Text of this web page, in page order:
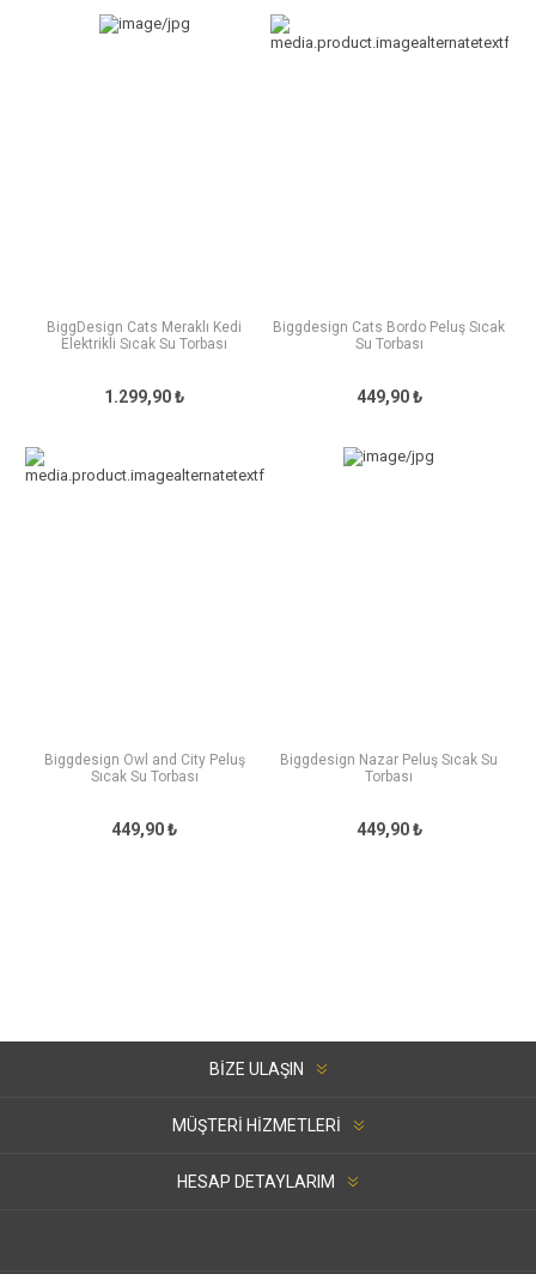
BiggDesign Cats Meraklı Kedi
Elektrikli Sıcak Su Torbası
1.299,90 ₺
Biggdesign Cats Bordo Peluş Sıcak
Su Torbası
449,90 ₺
Biggdesign Owl and City Peluş
Sıcak Su Torbası
449,90 ₺
Biggdesign Nazar Peluş Sıcak Su
Torbası
449,90 ₺
BIZE ULAŞIN
MÜŞTERI HIZMETLERI
HESAP DETAYLARIM